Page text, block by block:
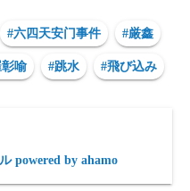
#六四天安门事件 #厳鑫
喻 #跳水 #飛び込み
powered by ahamo